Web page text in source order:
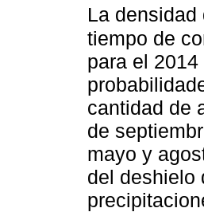
La
tiempo de
para el
cantidad de
de
mayo y
del deshielo